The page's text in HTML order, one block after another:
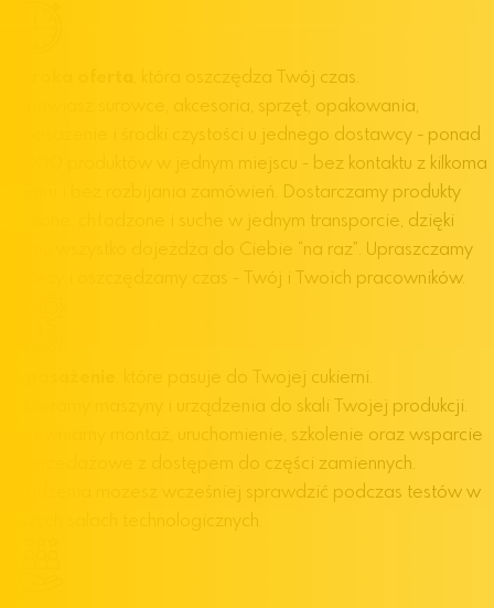
, która oszczędza Twój czas.
Zamawiasz surowce, akcesoria, sprzęt, opakowania,
wyposażenie i środki czystości u jednego dostawcy - ponad
10 000 produktów w jednym miejscu - bez kontaktu z kilkoma
firmami i bez rozbijania zamówień. Dostarczamy produkty
mrożone, chłodzone i suche w jednym transporcie, dzięki
czemu wszystko dojeżdża do Ciebie “na raz”. Upraszczamy
procesy i oszczędzamy czas - Twój i Twoich pracowników.
, które pasuje do Twojej cukierni.
Dobieramy maszyny i urządzenia do skali Twojej produkcji.
Zapewniamy montaż, uruchomienie, szkolenie oraz wsparcie
posprzedażowe z dostępem do części zamiennych.
Urządzenia możesz wcześniej sprawdzić podczas testów w
naszych salach technologicznych.